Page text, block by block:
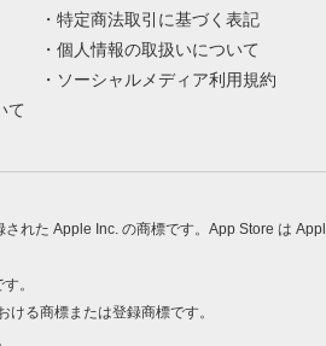
て
特定商法取引に基づく表記
個人情報の取扱いについて
ソーシャルメディア利用規約
た Apple Inc. の商標です。App Store は
。
る商標または登録商標です。